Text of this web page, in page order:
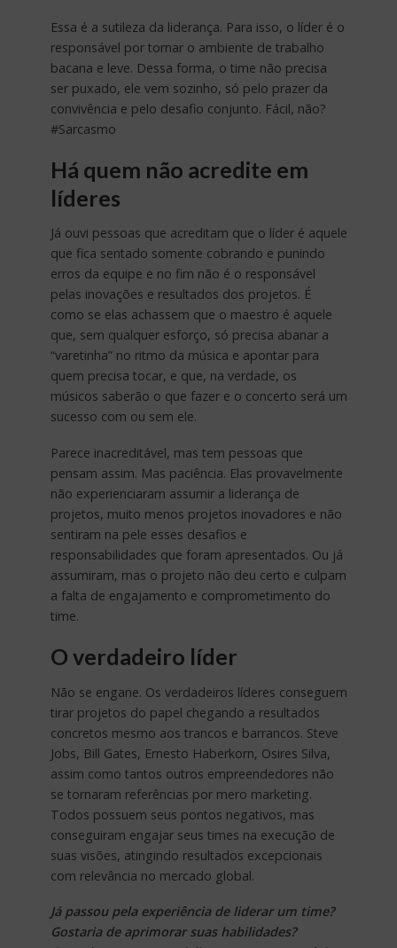
Essa é a sutileza da liderança. Para isso, o líder é o
responsável por tornar o ambiente de trabalho
bacana e leve. Dessa forma, o time não precisa
ser puxado, ele vem sozinho, só pelo prazer da
convivência e pelo desafio conjunto. Fácil, não?
#Sarcasmo
Há quem não acredite em
líderes
Já ouvi pessoas que acreditam que o líder é aquele
que fica sentado somente cobrando e punindo
erros da equipe e no fim não é o responsável
pelas inovações e resultados dos projetos. É
como se elas achassem que o maestro é aquele
que, sem qualquer esforço, só precisa abanar a
“varetinha” no ritmo da música e apontar para
quem precisa tocar, e que, na verdade, os
músicos saberão o que fazer e o concerto será um
sucesso com ou sem ele.
Parece inacreditável, mas tem pessoas que
pensam assim. Mas paciência. Elas provavelmente
não experienciaram assumir a liderança de
projetos, muito menos projetos inovadores e não
sentiram na pele esses desafios e
responsabilidades que foram apresentados. Ou já
assumiram, mas o projeto não deu certo e culpam
a falta de engajamento e comprometimento do
time.
O verdadeiro líder
Não se engane. Os verdadeiros líderes conseguem
tirar projetos do papel chegando a resultados
concretos mesmo aos trancos e barrancos. Steve
Jobs, Bill Gates, Ernesto Haberkorn, Osires Silva,
assim como tantos outros empreendedores não
se tornaram referências por mero marketing.
Todos possuem seus pontos negativos, mas
conseguiram engajar seus times na execução de
suas visões, atingindo resultados excepcionais
com relevância no mercado global.
Já passou pela experiência de liderar um time?
Gostaria de aprimorar suas habilidades?